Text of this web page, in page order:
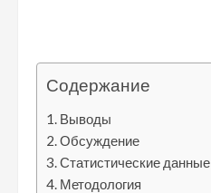
Содержание
Выводы
Обсуждение
Статистические данные
Методология